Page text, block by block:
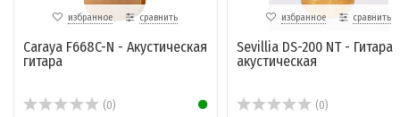
избранное сравнить
Caraya F668C-N - Акустическая
гитара
(0)
избранное сравнить
Sevillia DS-200 NT - Гитара
акустическая
(0)